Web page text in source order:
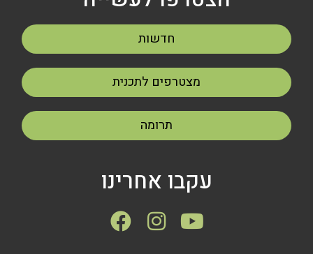
חדשות
מצטרפים לתכנית
תרומה
עקבו אחרינו